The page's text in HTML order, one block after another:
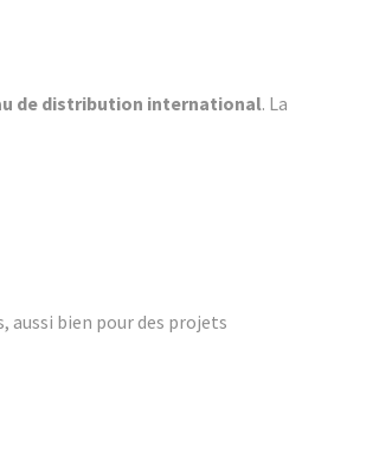
de distribution international. La
aussi bien pour des projets